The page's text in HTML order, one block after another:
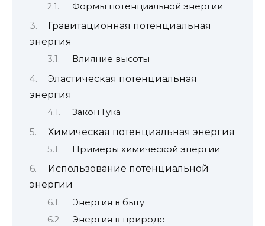
Формы потенциальной энергии
Гравитационная потенциальная
энергия
Влияние высоты
Эластическая потенциальная
энергия
Закон Гука
Химическая потенциальная энергия
Примеры химической энергии
Использование потенциальной
энергии
Энергия в быту
Энергия в природе